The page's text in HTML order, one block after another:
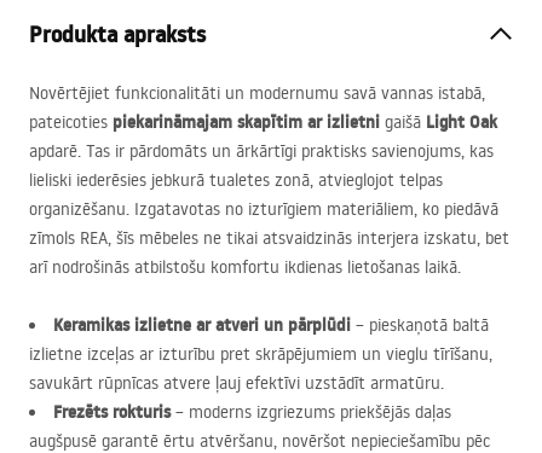
Produkta apraksts
Novērtējiet funkcionalitāti un modernumu savā vannas istabā,
pateicoties piekarināmajam skapītim ar izlietni gaišā Light Oak
apdarē. Tas ir pārdomāts un ārkārtīgi praktisks savienojums, kas
lieliski iederēsies jebkurā tualetes zonā, atvieglojot telpas
organizēšanu. Izgatavotas no izturīgiem materiāliem, ko piedāvā
zīmols REA, šīs mēbeles ne tikai atsvaidzinās interjera izskatu, bet
arī nodrošinās atbilstošu komfortu ikdienas lietošanas laikā.
Keramikas izlietne ar atveri un pārplūdi – pieskaņotā baltā
izlietne izceļas ar izturību pret skrāpējumiem un vieglu tīrīšanu,
savukārt rūpnīcas atvere ļauj efektīvi uzstādīt armatūru.
Frezēts rokturis– moderns izgriezums priekšējās daļas
augšpusē garantē ērtu atvēršanu, novēršot nepieciešamību pēc